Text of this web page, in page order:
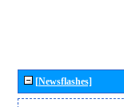
[Newsflashes]